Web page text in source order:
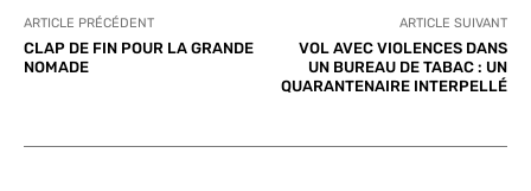
ARTICLE PRÉCÉDENT
CLAP DE FIN POUR LA GRANDE
NOMADE
ARTICLE SUIVANT
VOL AVEC VIOLENCES DANS
UN BUREAU DE TABAC : UN
QUARANTENAIRE INTERPELLÉ